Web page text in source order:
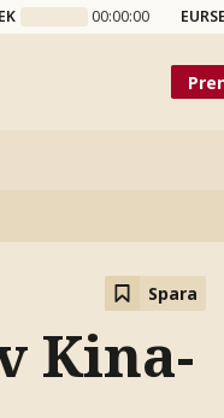
00:00:00
Spara
Kina-